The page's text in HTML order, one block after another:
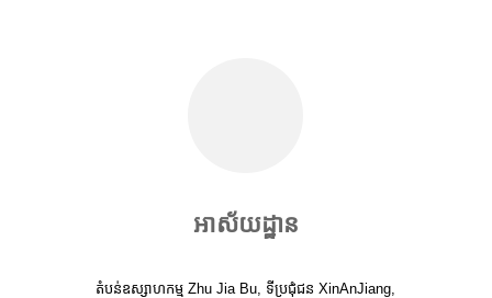
អាស័យដ្ឋាន
តំបន់ឧស្សាហកម្ម Zhu Jia Bu, ទីប្រជុំជន XinAnJiang,